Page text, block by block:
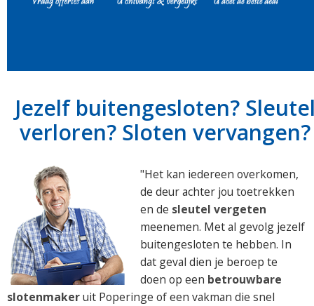
Jezelf buitengesloten?
verloren? Sloten vervangen?
"Het kan iedereen overkomen,
de deur achter jou toetrekken
en de sleutel vergeten
meenemen. Met al gevolg jezelf
buitengesloten te hebben. In
dat geval dien je beroep te
doen op een betrouwbare
slotenmakeruit Poperinge of een vakman die snel